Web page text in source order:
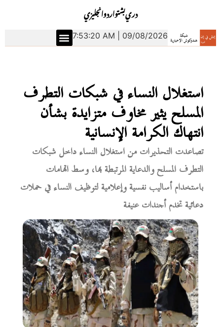
انجليزياردوبشتودري
7:53:21 AM | 09/08/2026
استغلال النساء في شبكات التطرف
المسلح يثير مخاوف متزايدة بشأن
انتهاك الكرامة الإنسانية
تصاعدت التحذيرات من استغلال النساء داخل شبكات
التطرف المسلح والدعاية المرتبطة بها، وسط اتهامات
باستخدام أساليب نفسية وإعلامية لتوظيف النساء في حملات
دعائية تخدم أجندات عنيفة